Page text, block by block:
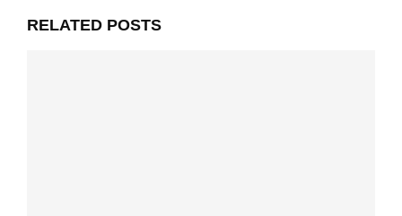
RELATED POSTS